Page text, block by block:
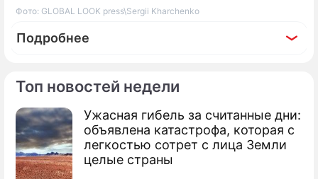
Топ новостей недели
Ужасная гибель за считанные дни:
объявлена катастрофа, которая с
легкостью сотрет с лица Земли
целые страны
Фото: GLOBAL LOOK press\Sergii Kharchenko
Подробнее
По теме
Киев подняли на смех из-за розыска
Шойгу